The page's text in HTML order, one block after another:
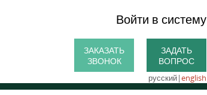
Войти в систему
ЗАКАЗАТЬ
ЗВОНОК
ЗАДАТЬ
ВОПРОС
русский|english